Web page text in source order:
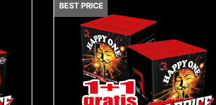
BEST PRICE